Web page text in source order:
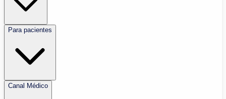
Para pacientes
Canal Médico